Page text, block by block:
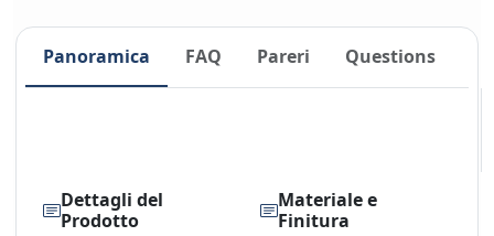
Panoramica FAQ Pareri Questions
Dettagli del
Prodotto
Materiale e
Finitura